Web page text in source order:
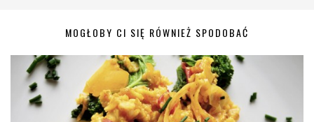
MOGŁOBY CI SIĘ RÓWNIEŻ SPODOBAĆ